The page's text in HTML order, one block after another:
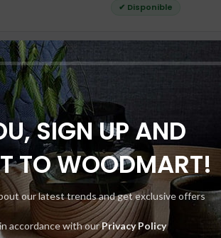
SIGN UP AND
TO WOODMART!
our latest trends and get exclusive offers
accordance with ourPrivacy Policy
✔ Disponible
✔ Disponible
✔ Disponible
✔ Disponible